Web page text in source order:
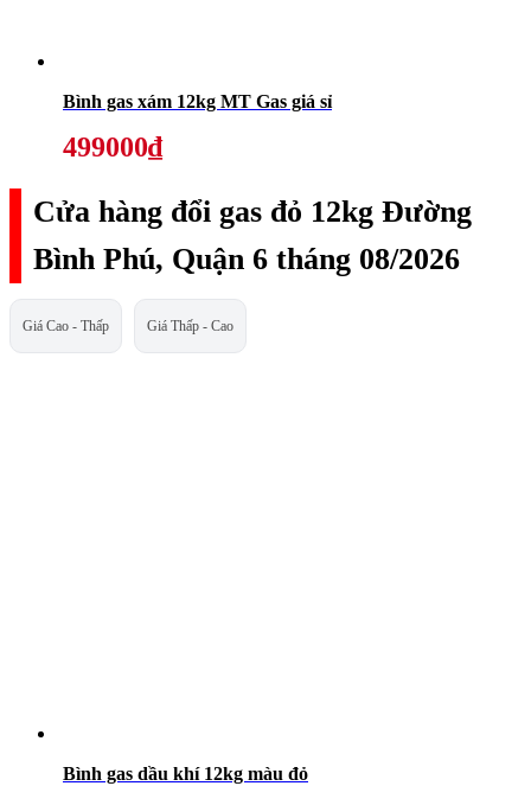
Bình gas xám 12kg MT Gas giá sỉ
499000₫
Cửa hàng đổi gas đỏ 12kg Đường
Bình Phú, Quận 6 tháng 08/2026
Giá Cao - Thấp Giá Thấp - Cao
Bình gas dầu khí 12kg màu đỏ